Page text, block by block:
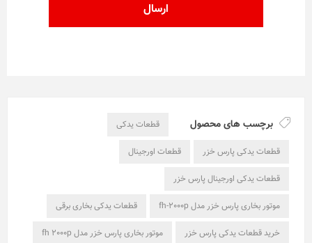
برچسب های محصول قطعات یدکی
قطعات یدکی پارس خزر قطعات اورجینال
قطعات یدکی اورجینال پارس خزر
موتور بخاری پارس خزر مدل fh-2000p قطعات یدکی بخاری برقی
خرید قطعات یدکی پارس خزر موتور بخاری پارس خزر مدل fh 2000p